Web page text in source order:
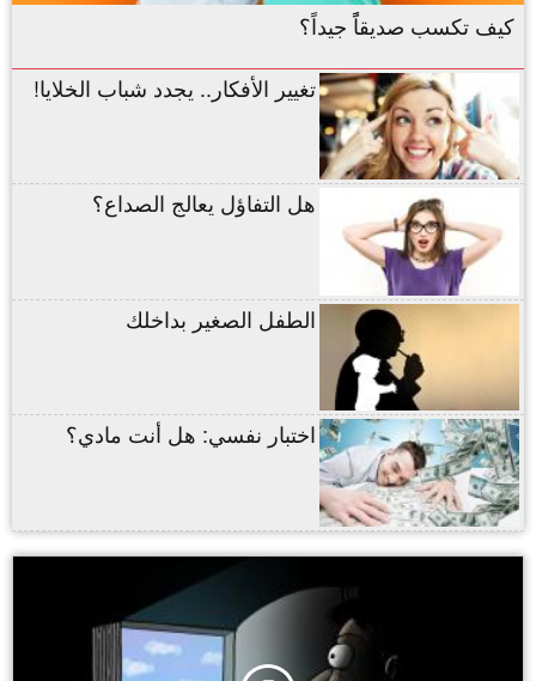
كيف تكسب صديقاًً جيداً؟
تغيير الأفكار.. يجدد شباب الخلايا!
هل التفاؤل يعالج الصداع؟
الطفل الصغير بداخلك
اختبار نفسي: هل أنت مادي؟